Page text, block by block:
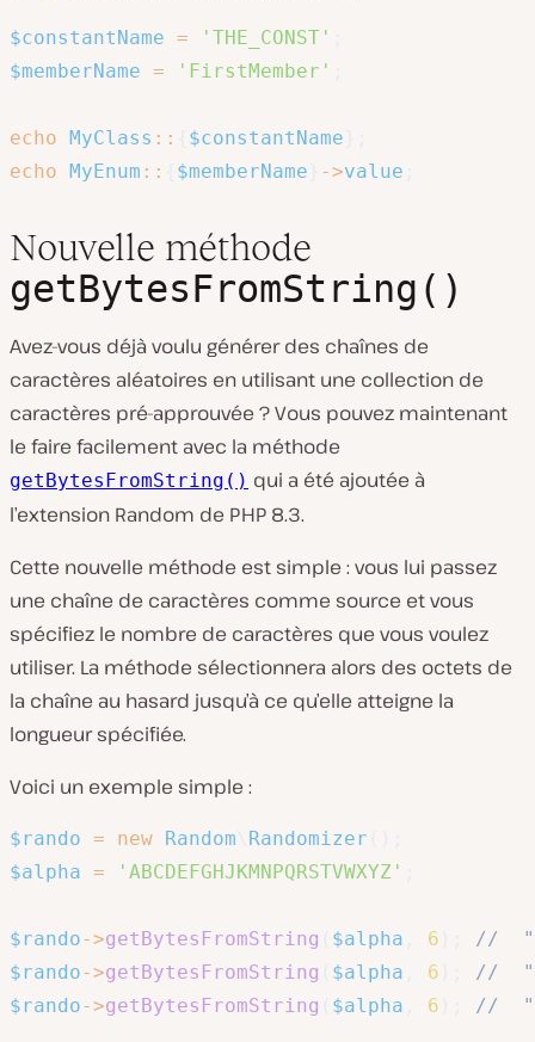
$constantName = 'THE_CONST'
$memberName = 'FirstMember'
echo MyClass :: $constantName
echo MyEnum :: $memberName ->value
Nouvelle méthode
getBytesFromString()
Avez-vous déjà voulu générer des chaînes de
caractères aléatoires en utilisant une collection de
caractères pré-approuvée ? Vous pouvez maintenant
le faire facilement avec la méthode
getBytesFromString() qui a été ajoutée à
l’extension Random de PHP 8.3.
Cette nouvelle méthode est simple : vous lui passez
une chaîne de caractères comme source et vous
spécifiez le nombre de caractères que vous voulez
utiliser. La méthode sélectionnera alors des octets de
la chaîne au hasard jusqu’à ce qu’elle atteigne la
longueur spécifiée.
Voici un exemple simple :
$rando = new Random Randomizer
$alpha = 'ABCDEFGHJKMNPQRSTVWXYZ'
$rando->getBytesFromString $alpha 6
//
$rando->getBytesFromString $alpha 6
//
$rando->getBytesFromString $alpha 6 //